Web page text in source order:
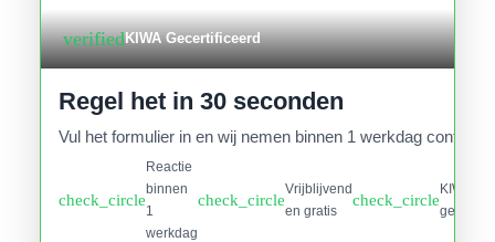
verifiedKIWA Gecertificeerd
Regel het in 30 seconden
Vul het formulier in en wij nemen binnen 1 werkdag contact
check_circle
Reactie
binnen
1
werkdag
check_circle
Vrijblijvend
en gratis
check_circle
KIWA